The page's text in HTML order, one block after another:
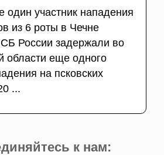
участник нападения
из 6 роты в Чечне
России задержали во
области еще одного
на псковских
...
к нам: